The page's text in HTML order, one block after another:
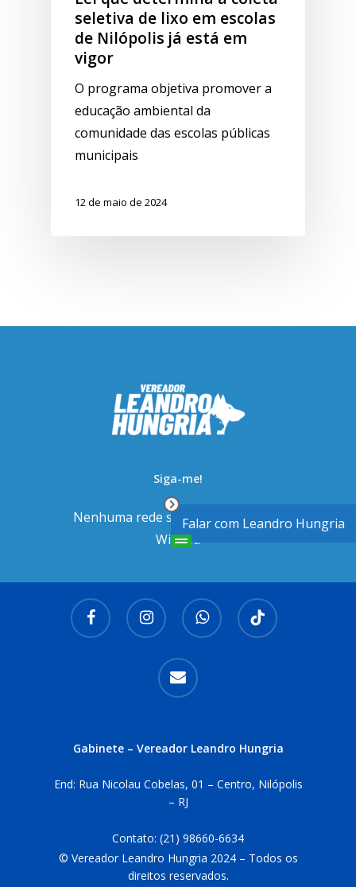
seletiva de lixo em escolas
de Nilópolis já está em
vigor
O programa objetiva promover a
educação ambiental da
comunidade das escolas públicas
municipais
12 de maio de 2024
Siga-me!
Nenhuma rede social foi ativada no
Widget.
facebook instagram whatsapp tiktok
email
Gabinete – Vereador Leandro Hungria
End: Rua Nicolau Cobelas, 01 – Centro, Nilópolis
– RJ
Contato: (21) 98660-6634
© Vereador Leandro Hungria 2024 – Todos os
direitos reservados.
Falar com Leandro Hungria